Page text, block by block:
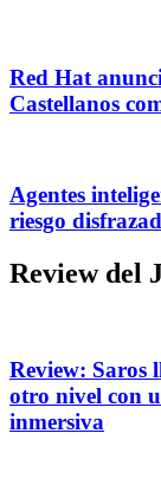
Red Hat
Castellanos
Agentes
riesgo
Review del
Review: Saros
otro nivel con
inmersiva